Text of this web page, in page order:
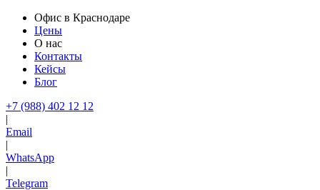
Офис в Краснодаре
Цены
О нас
Контакты
Кейсы
Блог
+7 (988) 402 12 12
|
Email
|
WhatsApp
|
Telegram